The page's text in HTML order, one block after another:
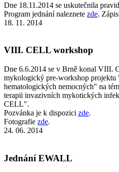
Dne 18.11.2014 se uskutečnila
Program jednání naleznete zde.
18. 11. 2014
VIII. CELL workshop
Dne 6.6.2014 se v Brně konal VIII.
mykologický pre-workshop projektu
hematologických nemocných" na
terapii invazivních mykotických
CELL".
Pozvánka je k dispozici zde.
Fotografie zde.
24. 06. 2014
Jednání EWALL